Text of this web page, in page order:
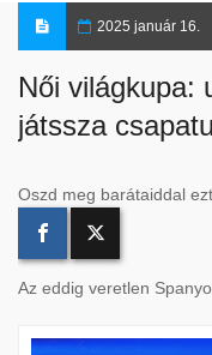
2025 január 16.
Női világkupa:
játssza
Oszd meg barátaiddal
Az eddig veretlen